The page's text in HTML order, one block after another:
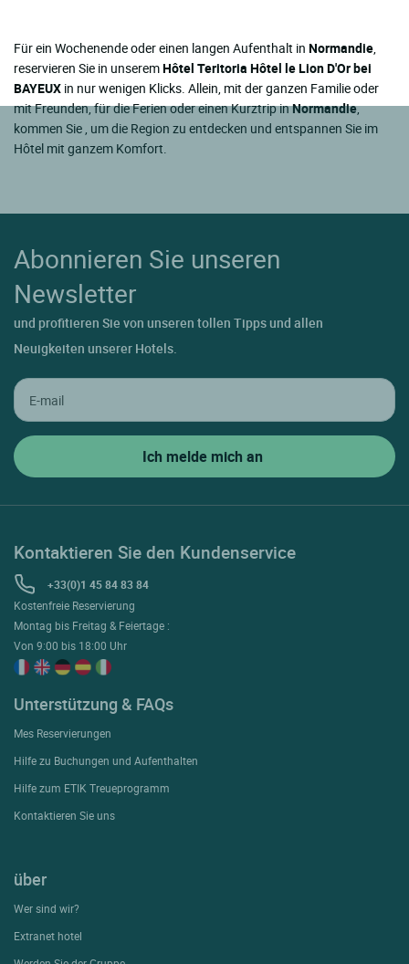
Für ein Wochenende oder einen langen Aufenthalt in Normandie,
reservieren Sie in unseremHôtel Teritoria Hôtel le Lion D'Or bei
BAYEUX in nur wenigen Klicks. Allein, mit der ganzen Familie oder
mit Freunden, für die Ferien oder einen Kurztrip inNormandie,
kommen Sie , um die Region zu entdecken und entspannen Sie im
Hôtel mit ganzem Komfort.
Abonnieren Sie unseren
Newsletter
und profitieren Sie von unseren tollen Tipps und allen
Neuigkeiten unserer Hotels.
Kontaktieren Sie den Kundenservice
+33(0)1 45 84 83 84
Kostenfreie Reservierung
Montag bis Freitag & Feiertage :
Von 9:00 bis 18:00 Uhr
Unterstützung & FAQs
Mes Reservierungen
Hilfe zu Buchungen und Aufenthalten
Hilfe zum ETIK Treueprogramm
Kontaktieren Sie uns
über
Wer sind wir?
Extranet hotel